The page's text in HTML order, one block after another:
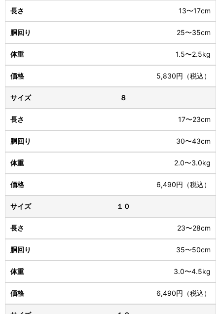
13〜17cm
25〜35cm
1.5〜2.5kg
5,830円（税込）
８
17〜23cm
30〜43cm
2.0〜3.0kg
6,490円（税込）
１０
23〜28cm
35〜50cm
3.0〜4.5kg
6,490円（税込）